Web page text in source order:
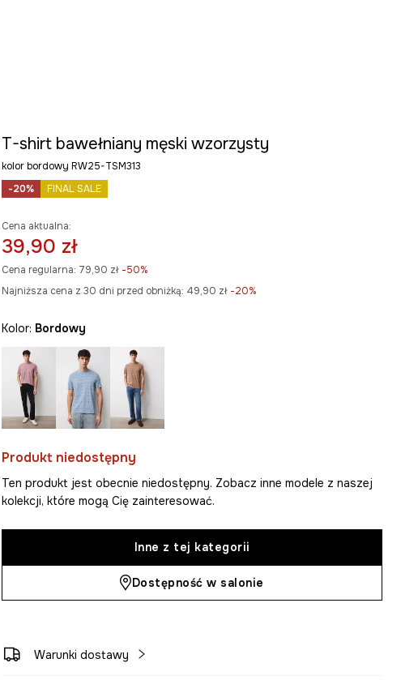
T-shirt bawełniany męski wzorzysty
kolor bordowy RW25-TSM313
-20%
FINAL SALE
Cena aktualna:
39,90 zł
Cena regularna: 79,90 zł-50%
Najniższa cena z 30 dni przed obniżką: 49,90 zł -20%
Kolor: bordowy
Produkt niedostępny
Ten produkt jest obecnie niedostępny. Zobacz inne modele z naszej
kolekcji, które mogą Cię zainteresować.
Inne z tej kategorii
Dostępność w salonie
Warunki dostawy